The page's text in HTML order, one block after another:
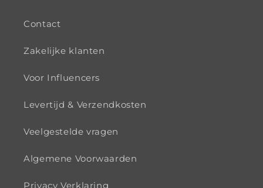
Contact
Zakelijke klanten
Voor Influencers
Levertijd & Verzendkosten
Veelgestelde vragen
Algemene Voorwaarden
Privacy Verklaring